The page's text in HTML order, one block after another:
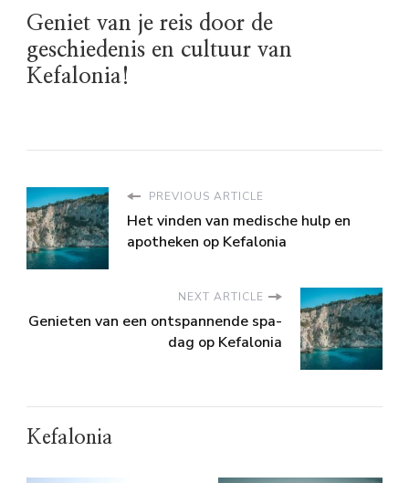
Geniet van je reis door de
geschiedenis en cultuur van
Kefalonia!
PREVIOUS ARTICLE
Het vinden van medische hulp en
apotheken op Kefalonia
NEXT ARTICLE
Genieten van een ontspannende spa-
dag op Kefalonia
Kefalonia